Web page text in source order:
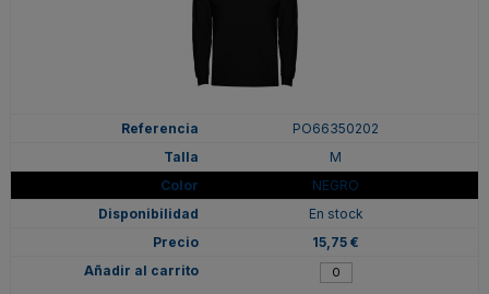
PO66350202
M
NEGRO
En stock
15,75 €